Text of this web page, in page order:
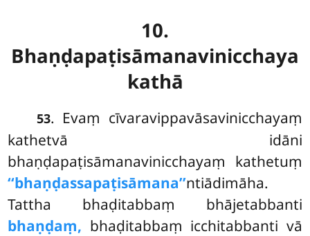
10.
Bhaṇḍapaṭisāmanavinicchaya
kathā
53. Evaṃ cīvaravippavāsavinicchayaṃ
kathetvā idāni
bhaṇḍapaṭisāmanavinicchayaṃ kathetuṃ
‘‘bhaṇḍassapaṭisāmana’’ntiādimāha.
Tattha bhaḍitabbaṃ bhājetabbanti
bhaṇḍaṃ, bhaḍitabbaṃ icchitabbanti vā